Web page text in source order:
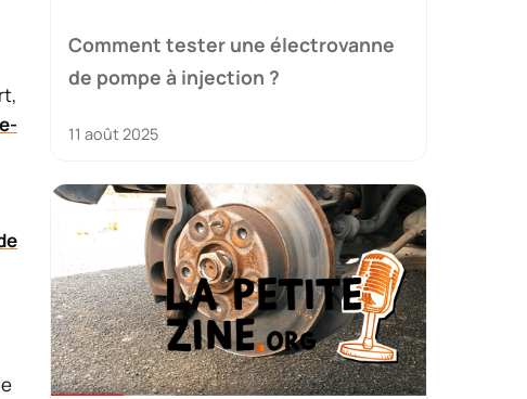
Comment tester une électrovanne
de pompe à injection ?
11 août 2025